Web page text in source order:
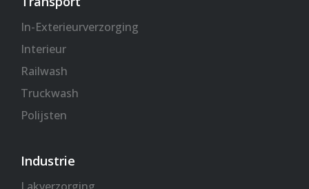
In-Exterieurverzorging
Interieur
Railwash
Truckwash
Polijsten
Industrie